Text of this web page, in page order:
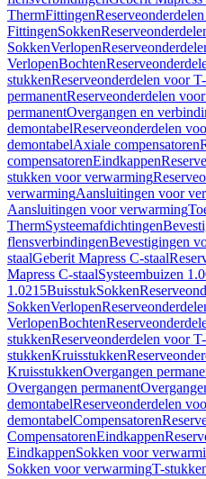
ThermFittingen
FittingenSokken
SokkenVerlopen
VerlopenBochten
stukkenReserveonderdelen voor
permanentReserveonderdelen
permanentOvergangen en
demontabelReserveonderdelen
demontabelAxiale compensatoren
compensatorenEindkappen
stukken voor verwarming
verwarmingAansluitingen voor
Aansluitingen voor verwarming
ThermSysteemafdichtingen
flensverbindingenBevestigingen
staalGeberit Mapress C-staal
Mapress C-staalSysteembuizen
1.0215BuisstukSokken
SokkenVerlopen
VerlopenBochten
stukkenReserveonderdelen voor T-
stukkenKruisstukken
KruisstukkenOvergangen
Overgangen permanent
demontabelReserveonderdelen
demontabelCompensatoren
CompensatorenEindkappen
EindkappenSokken voor
Sokken voor verwarmingT-